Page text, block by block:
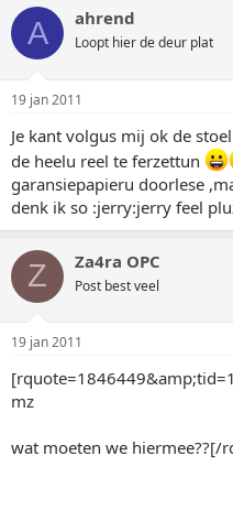
A ahrend
Loopt hier de deur plat
19 jan 2011
Je kant volgus mij ok de
de heelu reel te ferzettun
garansiepapieru doorlese
denk ik so :jerry:jerry feel
Z Za4ra OPC
Post best veel
19 jan 2011
mz
wat moeten we hiermee??[/